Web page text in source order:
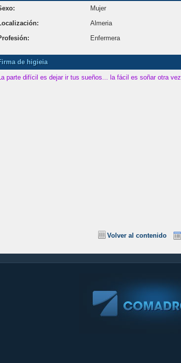
Mujer
Almeria
Enfermera
de higieia
La parte difícil es dejar ir tus sueños... la fácil es soñar otra vez.
Volver al contenido